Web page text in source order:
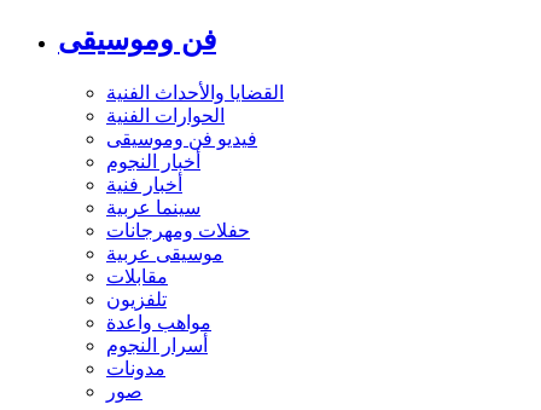
فن وموسيقى
القضايا والأحداث الفنية
الحوارات الفنية
فيديو فن وموسيقى
أخبار النجوم
أخبار فنية
سينما عربية
حفلات ومهرجانات
موسيقى عربية
مقابلات
تلفزيون
مواهب واعدة
أسرار النجوم
مدونات
صور